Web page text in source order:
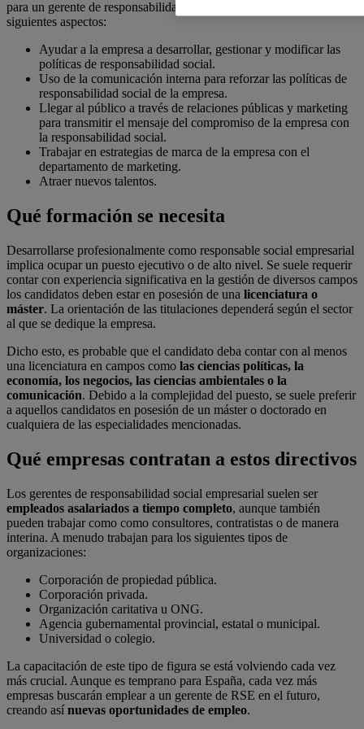
para un gerente de responsabilidad social corporativa incluirá los
siguientes aspectos:
Ayudar a la empresa a desarrollar, gestionar y modificar las
políticas de responsabilidad social.
Uso de la comunicación interna para reforzar las políticas de
responsabilidad social de la empresa.
Llegar al público a través de relaciones públicas y marketing
para transmitir el mensaje del compromiso de la empresa con
la responsabilidad social.
Trabajar en estrategias de marca de la empresa con el
departamento de marketing.
Atraer nuevos talentos.
Qué formación se necesita
Desarrollarse profesionalmente como responsable social empresarial
implica ocupar un puesto ejecutivo o de alto nivel. Se suele requerir
contar con experiencia significativa en la gestión de diversos campos
los candidatos deben estar en posesión de una licenciatura o
máster. La orientación de las titulaciones dependerá según el sector
al que se dedique la empresa.
Dicho esto, es probable que el candidato deba contar con al menos
una licenciatura en campos como las ciencias políticas, la
economía, los negocios, las ciencias ambientales o la
comunicación. Debido a la complejidad del puesto, se suele preferir
a aquellos candidatos en posesión de un máster o doctorado en
cualquiera de las especialidades mencionadas.
Qué empresas contratan a estos directivos
Los gerentes de responsabilidad social empresarial suelen ser
empleados asalariados a tiempo completo, aunque también
pueden trabajar como como consultores, contratistas o de manera
interina. A menudo trabajan para los siguientes tipos de
organizaciones:
Corporación de propiedad pública.
Corporación privada.
Organización caritativa u ONG.
Agencia gubernamental provincial, estatal o municipal.
Universidad o colegio.
La capacitación de este tipo de figura se está volviendo cada vez
más crucial. Aunque es temprano para España, cada vez más
empresas buscarán emplear a un gerente de RSE en el futuro,
creando así nuevas oportunidades de empleo.